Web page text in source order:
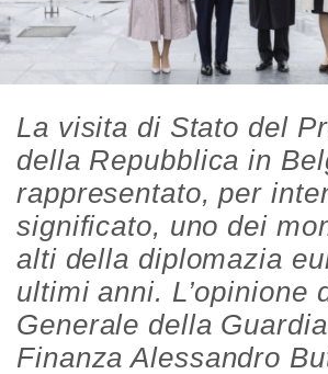
La visita di Stato del
della Repubblica in
rappresentato, per
significato, uno dei
alti della diplomazia
ultimi anni. L’opinione
Generale della
Finanza Alessandro